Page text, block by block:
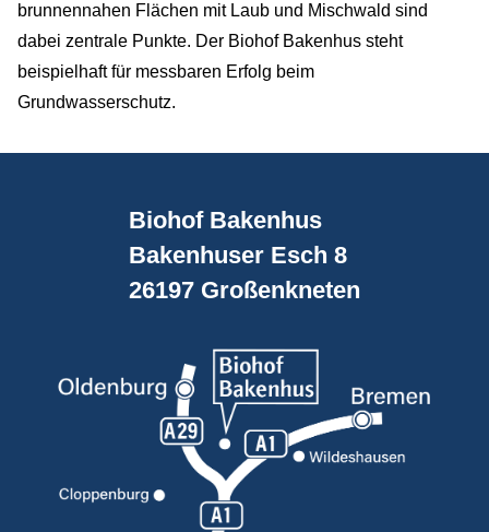
brunnennahen Flächen mit Laub und Mischwald sind
dabei zentrale Punkte. Der Biohof Bakenhus steht
beispielhaft für messbaren Erfolg beim
Grundwasserschutz.
Biohof Bakenhus
Bakenhuser Esch 8
26197 Großenkneten